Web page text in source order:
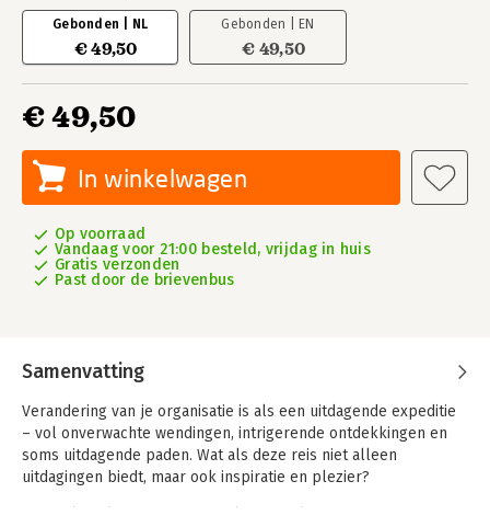
Gebonden | NL
€ 49,50
Gebonden | EN
€ 49,50
€ 49,50
In winkelwagen
Op voorraad
Vandaag voor 21:00 besteld, vrijdag in huis
Gratis verzonden
Past door de brievenbus
Samenvatting
Verandering van je organisatie is als een uitdagende expeditie
– vol onverwachte wendingen, intrigerende ontdekkingen en
soms uitdagende paden. Wat als deze reis niet alleen
uitdagingen biedt, maar ook inspiratie en plezier?